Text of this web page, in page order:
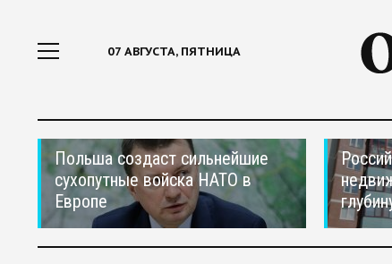
07 АВГУСТА, ПЯТНИЦА
Польша создаст сильнейшие
сухопутные войска НАТО в
Европе